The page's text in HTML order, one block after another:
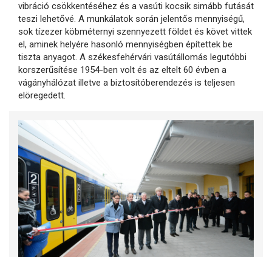
vibráció csökkentéséhez és a vasúti kocsik simább futását
teszi lehetővé. A munkálatok során jelentős mennyiségű,
sok tízezer köbméternyi szennyezett földet és követ vittek
el, aminek helyére hasonló mennyiségben építettek be
tiszta anyagot. A székesfehérvári vasútállomás legutóbbi
korszerűsítése 1954-ben volt és az eltelt 60 évben a
vágányhálózat illetve a biztosítóberendezés is teljesen
elöregedett.